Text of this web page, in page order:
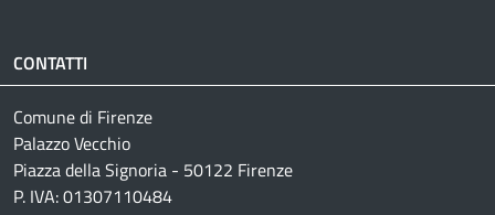
CONTATTI
Comune di Firenze
Palazzo Vecchio
Piazza della Signoria - 50122 Firenze
P. IVA: 01307110484